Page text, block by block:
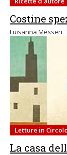
Costine
Luisanna Messeri
Letture in
La casa